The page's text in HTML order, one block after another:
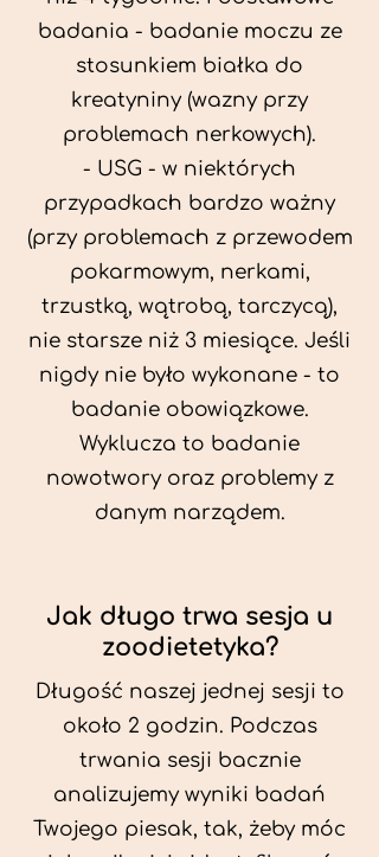
badania - badanie moczu ze
stosunkiem białka do
kreatyniny (wazny przy
problemach nerkowych).
- USG - w niektórych
przypadkach bardzo ważny
(przy problemach z przewodem
pokarmowym, nerkami,
trzustką, wątrobą, tarczycą),
nie starsze niż 3 miesiące. Jeśli
nigdy nie było wykonane - to
badanie obowiązkowe.
Wyklucza to badanie
nowotwory oraz problemy z
danym narządem.
Jak długo trwa sesja u
zoodietetyka?
Długość naszej jednej sesji to
około 2 godzin. Podczas
trwania sesji bacznie
analizujemy wyniki badań
Twojego piesak, tak, żeby móc